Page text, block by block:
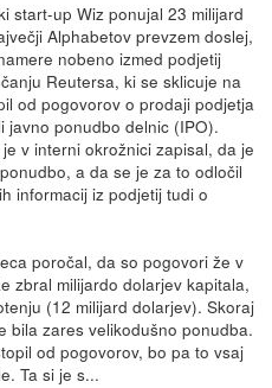
start-up Wiz ponujal 23 milijard
Alphabetov prevzem doslej,
nobeno izmed podjetij
Reutersa, ki se sklicuje na
od pogovorov o prodaji podjetja
javno ponudbo delnic (IPO).
v interni okrožnici zapisal, da je
a da se je za to odločil
informacij iz podjetij tudi o
poročal, da so pogovori že v
zbral milijardo dolarjev kapitala,
(12 milijard dolarjev). Skoraj
bila zares velikodušno ponudba.
od pogovorov, bo pa to vsaj
Ta si je s...